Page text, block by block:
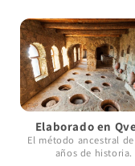
Elaborado en
El método ancestral
años de historia.